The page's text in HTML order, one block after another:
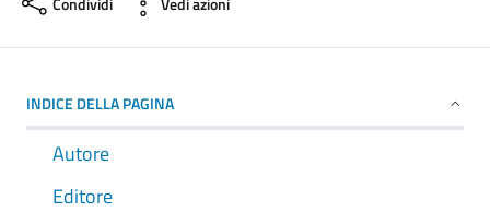
INDICE DELLA PAGINA
Autore
Editore